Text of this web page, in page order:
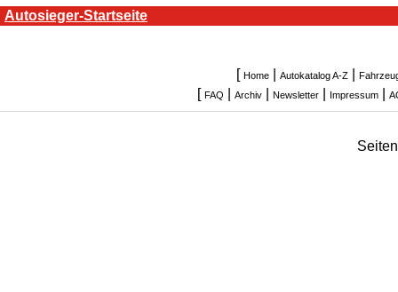
Autosieger-Startseite
[ Home| Autokatalog A-Z|
[ FAQ Archiv Newsletter Impressum